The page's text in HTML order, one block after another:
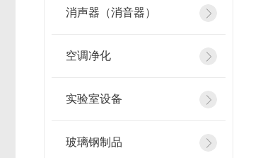
消声器（消音器）
空调净化
实验室设备
玻璃钢制品